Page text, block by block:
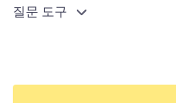
질문 도구